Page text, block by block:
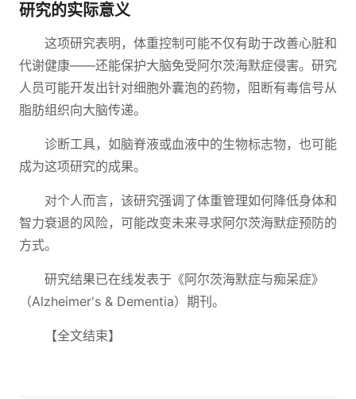
研究的实际意义
这项研究表明，体重控制可能不仅有助于改善心脏和
代谢健康——还能保护大脑免受阿尔茨海默症侵害。研究
人员可能开发出针对细胞外囊泡的药物，阻断有毒信号从
脂肪组织向大脑传递。
诊断工具，如脑脊液或血液中的生物标志物，也可能
成为这项研究的成果。
对个人而言，该研究强调了体重管理如何降低身体和
智力衰退的风险，可能改变未来寻求阿尔茨海默症预防的
方式。
研究结果已在线发表于《阿尔茨海默症与痴呆症》
（Alzheimer's & Dementia）期刊。
【全文结束】